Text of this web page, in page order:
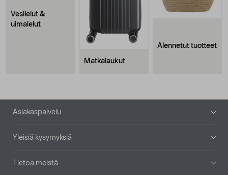
Vesilelut &
uimalelut
Matkalaukut
Alennetut tuotteet
Alatunniste
Asiakaspalvelu
Yleisiä kysymyksiä
Tietoa meistä